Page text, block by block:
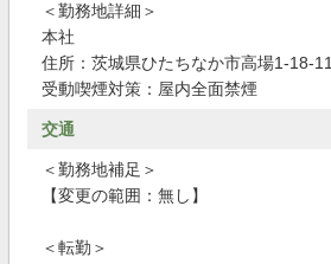
＜勤務地詳細＞
本社
住所：茨城県ひたちなか市高場1-18-11
受動喫煙対策：屋内全面禁煙
交通
＜勤務地補足＞
【変更の範囲：無し】
＜転勤＞